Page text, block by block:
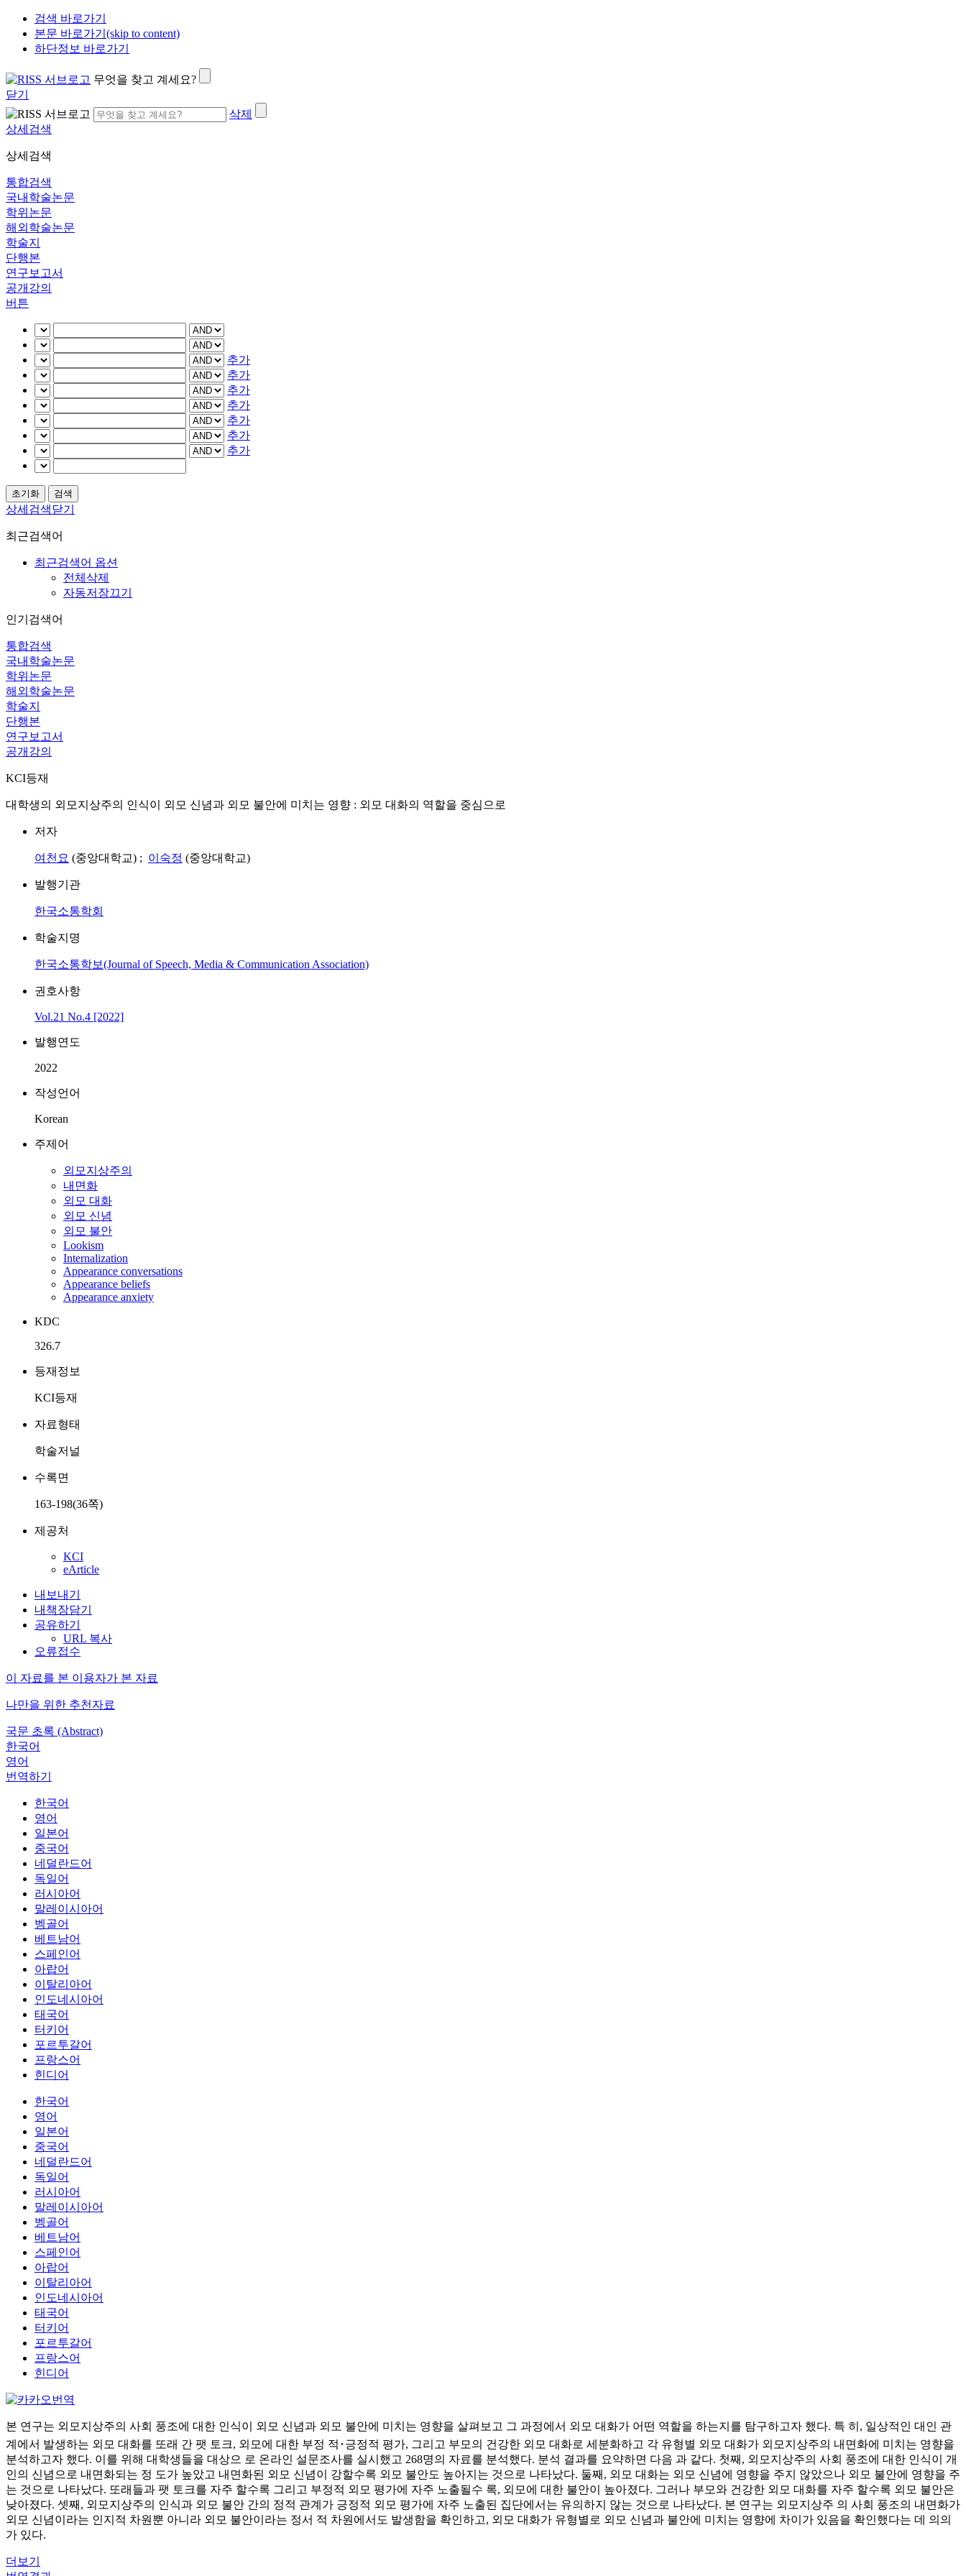
검색 바로가기
본문 바로가기(skip to content)
하단정보 바로가기
무엇을 찾고 계세요?
닫기
삭제
상세검색
상세검색
통합검색
국내학술논문
학위논문
해외학술논문
학술지
단행본
연구보고서
공개강의
버튼
추가
추가
추가
추가
추가
추가
추가
상세검색닫기
최근검색어
최근검색어 옵션
전체삭제
자동저장끄기
인기검색어
통합검색
국내학술논문
학위논문
해외학술논문
학술지
단행본
연구보고서
공개강의
KCI등재
대학생의 외모지상주의 인식이 외모 신념과 외모 불안에 미치는 영향 : 외모 대화의 역할을 중심으로
저자
여천요 (중앙대학교) ; 이숙정 (중앙대학교)
발행기관
한국소통학회
학술지명
한국소통학보(Journal of Speech, Media & Communication Association)
권호사항
Vol.21 No.4 [2022]
발행연도
2022
작성언어
Korean
주제어
외모지상주의
내면화
외모 대화
외모 신념
외모 불안
Lookism
Internalization
Appearance conversations
Appearance beliefs
Appearance anxiety
KDC
326.7
등재정보
KCI등재
자료형태
학술저널
수록면
163-198(36쪽)
제공처
KCI
eArticle
내보내기
내책장담기
공유하기
URL 복사
오류접수
이 자료를 본 이용자가 본 자료
나만을 위한 추천자료
국문 초록 (Abstract)
한국어
영어
번역하기
한국어
영어
일본어
중국어
네덜란드어
독일어
러시아어
말레이시아어
벵골어
베트남어
스페인어
아랍어
이탈리아어
인도네시아어
태국어
터키어
포르투갈어
프랑스어
힌디어
한국어
영어
일본어
중국어
네덜란드어
독일어
러시아어
말레이시아어
벵골어
베트남어
스페인어
아랍어
이탈리아어
인도네시아어
태국어
터키어
포르투갈어
프랑스어
힌디어
본 연구는 외모지상주의 사회 풍조에 대한 인식이 외모 신념과 외모 불안에 미치는 영향을 살펴보고 그 과정에서 외모 대화가 어떤 역할을 하는지를 탐구하고자 했다. 특 히, 일상적인 대인 관
계에서 발생하는 외모 대화를 또래 간 팻 토크, 외모에 대한 부정 적･긍정적 평가, 그리고 부모의 건강한 외모 대화로 세분화하고 각 유형별 외모 대화가 외모지상주의 내면화에 미치는 영향을
분석하고자 했다. 이를 위해 대학생들을 대상으 로 온라인 설문조사를 실시했고 268명의 자료를 분석했다. 분석 결과를 요약하면 다음 과 같다. 첫째, 외모지상주의 사회 풍조에 대한 인식이 개
인의 신념으로 내면화되는 정 도가 높았고 내면화된 외모 신념이 강할수록 외모 불안도 높아지는 것으로 나타났다. 둘째, 외모 대화는 외모 신념에 영향을 주지 않았으나 외모 불안에 영향을 주
는 것으로 나타났다. 또래들과 팻 토크를 자주 할수록 그리고 부정적 외모 평가에 자주 노출될수 록, 외모에 대한 불안이 높아졌다. 그러나 부모와 건강한 외모 대화를 자주 할수록 외모 불안은
낮아졌다. 셋째, 외모지상주의 인식과 외모 불안 간의 정적 관계가 긍정적 외모 평가에 자주 노출된 집단에서는 유의하지 않는 것으로 나타났다. 본 연구는 외모지상주 의 사회 풍조의 내면화가
외모 신념이라는 인지적 차원뿐 아니라 외모 불안이라는 정서 적 차원에서도 발생함을 확인하고, 외모 대화가 유형별로 외모 신념과 불안에 미치는 영향에 차이가 있음을 확인했다는 데 의의
가 있다.
더보기